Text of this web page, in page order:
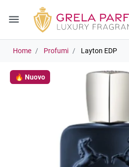
menu
Home Profumi Layton EDP
🔥 Nuovo